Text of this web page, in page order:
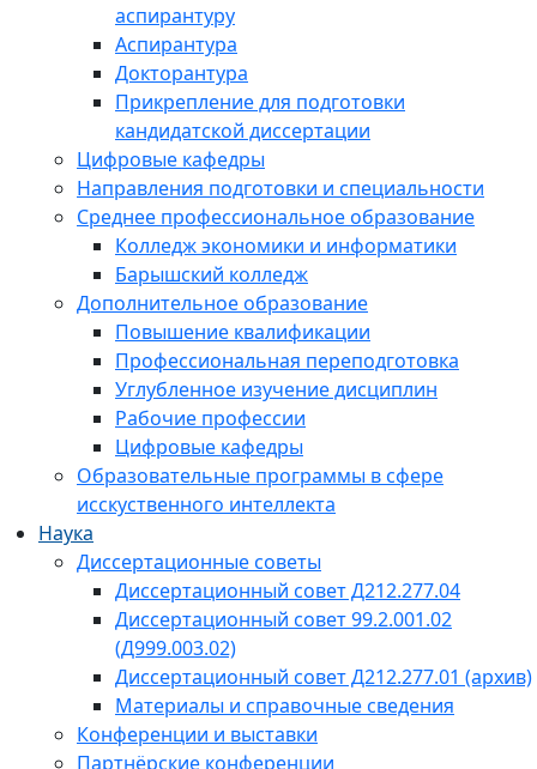
аспирантуру
Аспирантура
Докторантура
Прикрепление для подготовки
кандидатской диссертации
Цифровые кафедры
Направления подготовки и специальности
Среднее профессиональное образование
Колледж экономики и информатики
Барышский колледж
Дополнительное образование
Повышение квалификации
Профессиональная переподготовка
Углубленное изучение дисциплин
Рабочие профессии
Цифровые кафедры
Образовательные программы в сфере
исскуственного интеллекта
Наука
Диссертационные советы
Диссертационный совет Д212.277.04
Диссертационный совет 99.2.001.02
(Д999.003.02)
Диссертационный совет Д212.277.01 (архив)
Материалы и справочные сведения
Конференции и выставки
Партнёрские конференции